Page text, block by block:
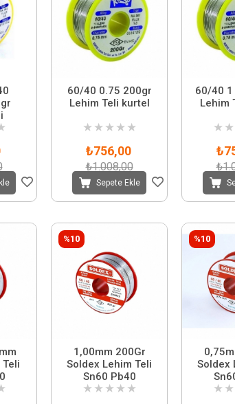
60/40 0.75 200gr
Lehim Teli kurtel
★ ★ ★ ★ ★
₺756,00
₺1.008,00
Sepete Ekle
60/40 1
Lehim
★ ★
1,00mm 200Gr
Soldex Lehim Teli
Sn60 Pb40
★ ★ ★ ★ ★
%10
Soldex
★ ★
%10